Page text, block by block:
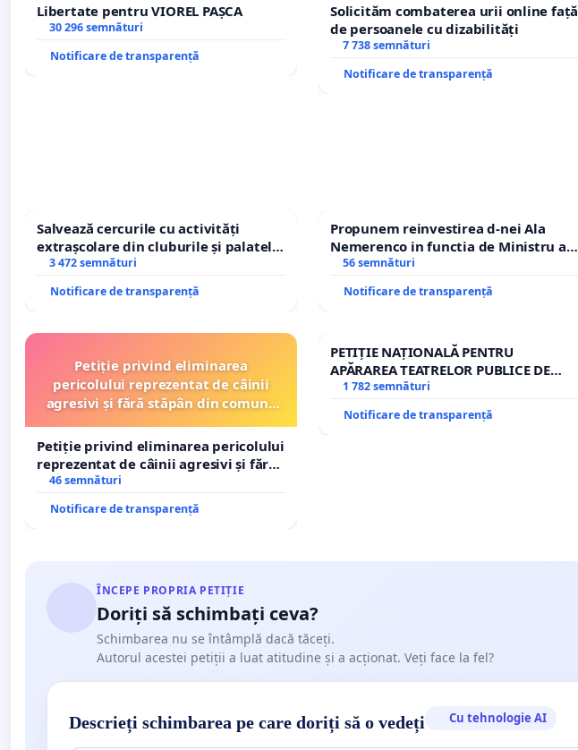
Libertate pentru VIOREL PAȘCA
30 296 semnături
Notificare de transparență
Solicităm combaterea urii online față
de persoanele cu dizabilități
7 738 semnături
Notificare de transparență
Salvează cercurile cu activități
extrașcolare din cluburile și palatele
copiilor
3 472 semnături
Notificare de transparență
Propunem reinvestirea d-nei Ala
Nemerenco in functia de Ministru al
Sanatatii
56 semnături
Notificare de transparență
Petiție privind eliminarea
pericolului reprezentat de câinii
agresivi și fără stăpân din comuna
Petiție privind eliminarea pericolului
reprezentat de câinii agresivi și fără
stăpân din comuna Tunari
46 semnături
Notificare de transparență
PETIȚIE NAȚIONALĂ PENTRU
APĂRAREA TEATRELOR PUBLICE DE
REPERTORIU DIN ROMÂNIA
1 782 semnături
Notificare de transparență
ÎNCEPE PROPRIA PETIȚIE
Doriți să schimbați ceva?
Schimbarea nu se întâmplă dacă tăceți.
Autorul acestei petiții a luat atitudine și a acționat. Veți face la fel?
Descrieți schimbarea pe care doriți să o vedeți Cu tehnologie AI